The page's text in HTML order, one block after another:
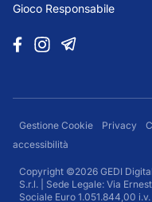
Gioco Responsabile
Gestione Cookie Privacy
accessibilità
Copyright ©2026 GEDI
S.r.l. | Sede Legale: Via
Sociale Euro 1.051.844,00